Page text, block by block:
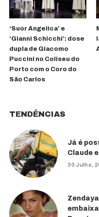
‘Suor Angelica’ e
‘Gianni Schicchi’: dose
dupla de Giacomo
Puccini no Coliseu do
Porto com o Coro do
São Carlos
TENDÊNCIAS
Já é
Claude
30 Julho,